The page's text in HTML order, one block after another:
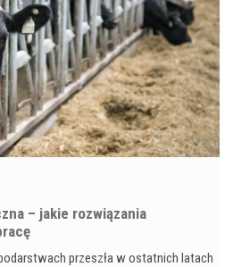
– jakie rozwiązania
przeszła w ostatnich latach